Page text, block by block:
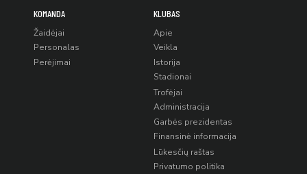
KOMANDA
Žaidėjai
Personalas
Perėjimai
KLUBAS
Apie
Veikla
Istorija
Stadionai
Trofėjai
Administracija
Garbės prezidentas
Finansinė informacija
Lūkesčių raštas
Privatumo politika